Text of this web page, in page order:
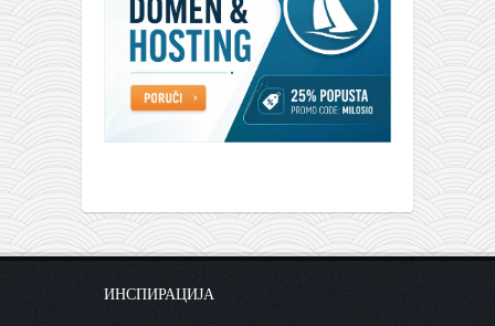
контакт
ИНСПИРАЦИЈА